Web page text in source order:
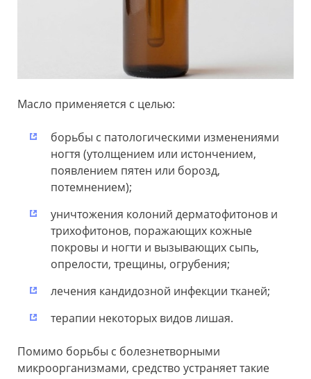
Масло применяется с целью:
борьбы с патологическими изменениями
ногтя (утолщением или истончением,
появлением пятен или борозд,
потемнением);
уничтожения колоний дерматофитонов и
трихофитонов, поражающих кожные
покровы и ногти и вызывающих сыпь,
опрелости, трещины, огрубения;
лечения кандидозной инфекции тканей;
терапии некоторых видов лишая.
Помимо борьбы с болезнетворными
микроорганизмами, средство устраняет такие